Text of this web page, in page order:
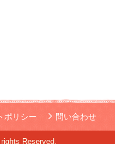
ポリシー 問い合わせ
Reserved.